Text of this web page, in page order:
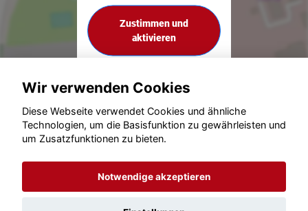
Zustimmen und
aktivieren
© konjunkturmotor.de GmbH 2020 - 2026
Wir verwenden Cookies
Diese Webseite verwendet Cookies und ähnliche
Technologien, um die Basisfunktion zu gewährleisten und
um Zusatzfunktionen zu bieten.
Notwendige akzeptieren